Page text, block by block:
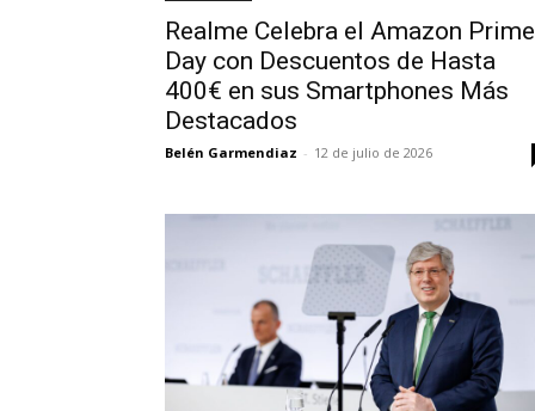
Realme Celebra el Amazon Prime
Day con Descuentos de Hasta
400€ en sus Smartphones Más
Destacados
Belén Garmendiaz - 12 de julio de 2026